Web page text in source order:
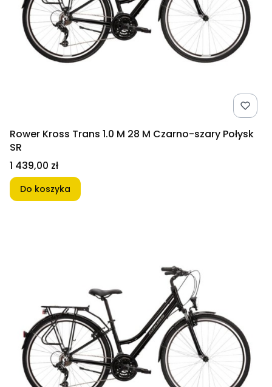
Rower Kross Trans 1.0 M 28 M Czarno-szary Połysk
SR
Cena
1 439,00 zł
Do koszyka